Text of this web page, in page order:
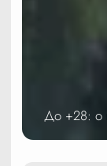
До +28: о